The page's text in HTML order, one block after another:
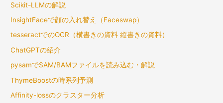
Scikit-LLMの解説
InsightFaceで顔の入れ替え（Faceswap）
tesseractでのOCR（横書きの資料 縦書きの資料）
ChatGPTの紹介
pysamでSAM/BAMファイルを読み込む・解説
ThymeBoostの時系列予測
Affinity-lossのクラスター分析